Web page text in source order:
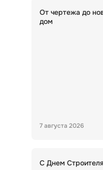
От чертежа до
дом
7 августа 2026
С Днем